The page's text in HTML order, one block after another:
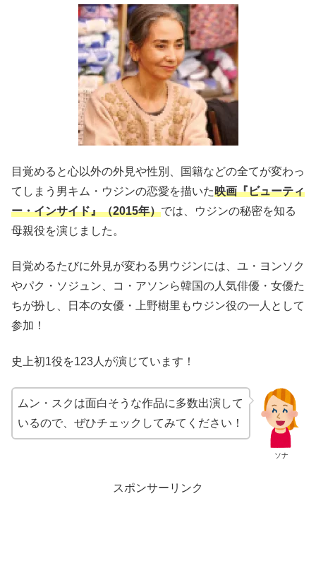
目覚めると心以外の外見や性別、国籍などの全てが変わっ
てしまう男キム・ウジンの恋愛を描いた映画『ビューティ
ー・インサイド』（2015年）では、ウジンの秘密を知る
母親役を演じました。
目覚めるたびに外見が変わる男ウジンには、ユ・ヨンソク
やパク・ソジュン、コ・アソンら韓国の人気俳優・女優た
ちが扮し、日本の女優・上野樹里もウジン役の一人として
参加！
史上初1役を123 人が演じています！
ソナ
ムン・スクは面白そうな作品に多数出演して
いるので、ぜひチェックしてみてください！
スポンサーリンク